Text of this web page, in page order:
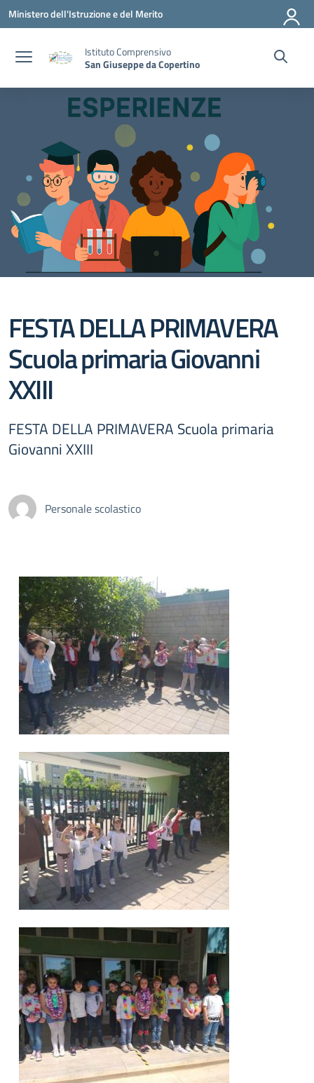
Vai ai contenuti
Vai al menu di navigazione
Vai al footer
Ministero dell'Istruzione e del Merito
Istituto Comprensivo
San Giuseppe da Copertino
FESTA DELLA PRIMAVERA
Scuola primaria Giovanni
XXIII
FESTA DELLA PRIMAVERA Scuola primaria
Giovanni XXIII
Personale scolastico